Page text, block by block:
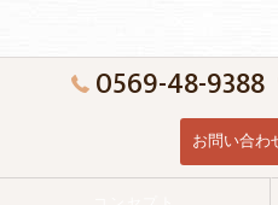
0569-48-9388
お問い合わ